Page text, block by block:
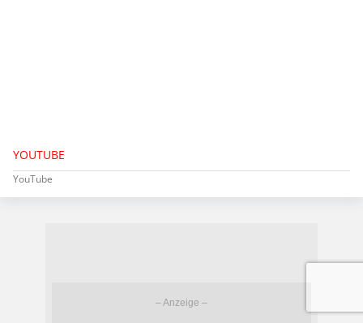
YOUTUBE
YouTube